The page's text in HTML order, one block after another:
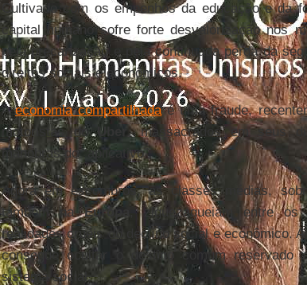
Cultivado com os empenhos da educação e da
capital humano sofre forte desvalorização nos
pela precarização e pela continuada perda da
direitos sociais e econômicos.
Aeconomia compartilhadaé uma fraude,
motoristas doUber , massacrados em seus
manobras do “aplicativo”.
Agora em escombros, as classes médias,
também naEuropa
, ziguezagueiam entre
realidades cruéis do declíno social e econômico.
consegue ocultar o destino comum reservado
sistema social.